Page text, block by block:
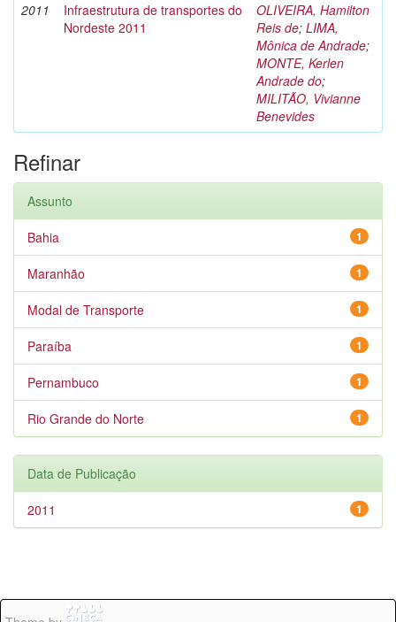
2011
Infraestrutura de transportes do
Nordeste 2011
OLIVEIRA, Hamilton
Reis de; LIMA,
Mônica de Andrade;
MONTE, Kerlen
Andrade do;
MILITÃO, Vivianne
Benevides
Refinar
Assunto
1
Bahia
1
Maranhão
1
Modal de Transporte
1
Paraíba
1
Pernambuco
1
Rio Grande do Norte
Data de Publicação
1
2011